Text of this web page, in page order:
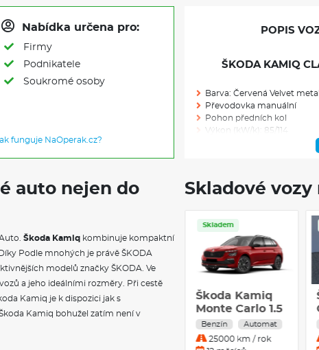
Nabídka určena pro:
Firmy
Podnikatele
Soukromé osoby
funguje NaOperak.cz?
POPIS
ŠKODA KAMIQ
Barva: Červená Velvet
Převodovka manuální
Pohon předních kol
Výkon (kW/k): 85/114
Ve výrobě: 0
VÝBAVA NAD
Rezervní kolo
Rezervní kolo
Kola z lehké slitiny Montado
Pneumatiky 205/60 R16
Kryty pro kola z lehké slitiny
Montado 16" černá leštěná
Externí, USB typ C,
auto nejen do
Škoda Kamiq kombinuje kompaktní
Podle mnohých je právě ŠKODA
modelů značky ŠKODA. Ve
a jeho ideálními rozměry. Při cestě
Kamiq je k dispozici jak s
Kamiq bohužel zatím není v
Skladové
Skladem
Škoda Kamiq
Classic 1.0 TSI
70 kW Benzín
Manuální
Benzín Manuál
25000 km / rok